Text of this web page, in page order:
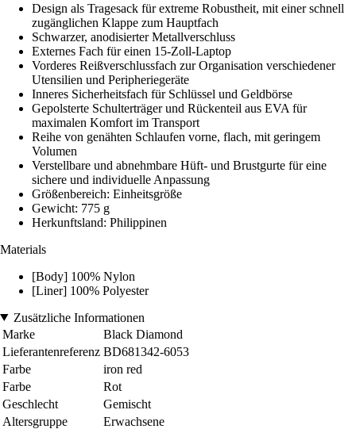
Design als Tragesack für extreme Robustheit, mit einer schnell
zugänglichen Klappe zum Hauptfach
Schwarzer, anodisierter Metallverschluss
Externes Fach für einen 15-Zoll-Laptop
Vorderes Reißverschlussfach zur Organisation verschiedener
Utensilien und Peripheriegeräte
Inneres Sicherheitsfach für Schlüssel und Geldbörse
Gepolsterte Schulterträger und Rückenteil aus EVA für
maximalen Komfort im Transport
Reihe von genähten Schlaufen vorne, flach, mit geringem
Volumen
Verstellbare und abnehmbare Hüft- und Brustgurte für eine
sichere und individuelle Anpassung
Größenbereich: Einheitsgröße
Gewicht: 775 g
Herkunftsland: Philippinen
Materials
[Body] 100% Nylon
[Liner] 100% Polyester
Zusätzliche Informationen
Marke
Black Diamond
Lieferantenreferenz BD681342-6053
Farbe
iron red
Farbe
Rot
Geschlecht
Gemischt
Altersgruppe
Erwachsene